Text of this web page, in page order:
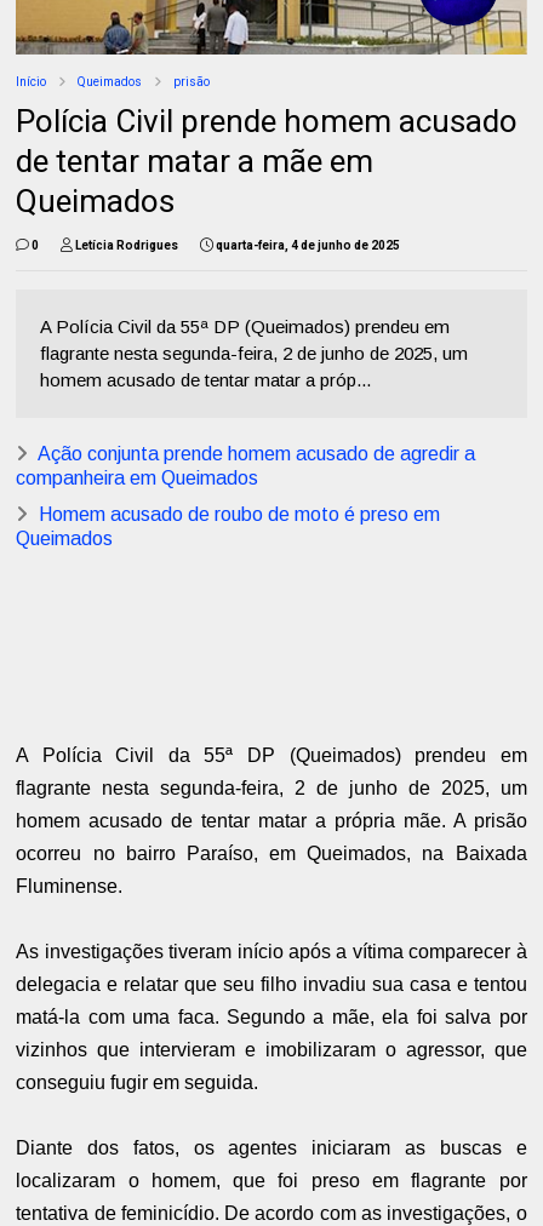
Início Queimados prisão
Polícia Civil prende homem acusado
de tentar matar a mãe em
Queimados
0 Letícia Rodrigues quarta-feira, 4 de junho de 2025
A Polícia Civil da 55ª DP (Queimados) prendeu em
flagrante nesta segunda-feira, 2 de junho de 2025, um
homem acusado de tentar matar a próp...
Ação conjunta prende homem acusado de agredir a
companheira em Queimados
Homem acusado de roubo de moto é preso em
Queimados
A Polícia Civil da 55ª DP (Queimados) prendeu em
flagrante nesta segunda-feira, 2 de junho de 2025, um
homem acusado de tentar matar a própria mãe. A prisão
ocorreu no bairro Paraíso, em Queimados, na Baixada
Fluminense.
As investigações tiveram início após a vítima comparecer à
delegacia e relatar que seu filho invadiu sua casa e tentou
matá-la com uma faca. Segundo a mãe, ela foi salva por
vizinhos que intervieram e imobilizaram o agressor, que
conseguiu fugir em seguida.
Diante dos fatos, os agentes iniciaram as buscas e
localizaram o homem, que foi preso em flagrante por
tentativa de feminicídio. De acordo com as investigações, o